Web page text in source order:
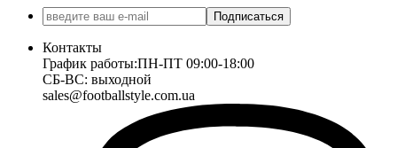
Подписаться
Контакты
График работы:ПН-ПТ 09:00-18:00
СБ-ВС: выходной
sales@footballstyle.com.ua